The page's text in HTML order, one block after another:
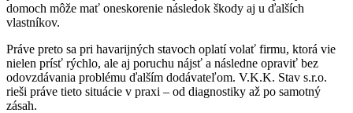
domoch môže mať oneskorenie následok škody aj u ďalších
vlastníkov.
Práve preto sa pri havarijných stavoch oplatí volať firmu, ktorá vie
nielen prísť rýchlo, ale aj poruchu nájsť a následne opraviť bez
odovzdávania problému ďalším dodávateľom. V.K.K. Stav s.r.o.
rieši práve tieto situácie v praxi – od diagnostiky až po samotný
zásah.